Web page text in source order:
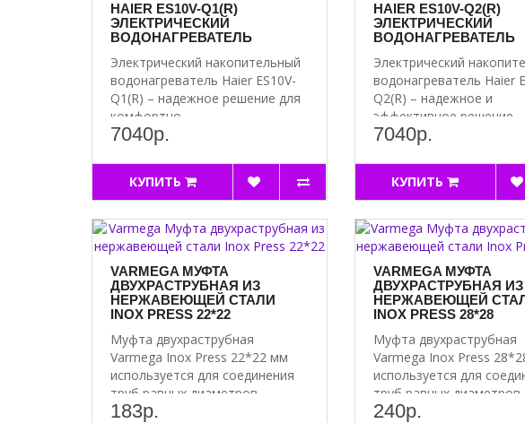
HAIER ES10V-Q1(R)
ЭЛЕКТРИЧЕСКИЙ
ВОДОНАГРЕВАТЕЛЬ
Электрический накопительный
водонагреватель Haier ES10V-
Q1(R) – надежное решение для
комфортно..
7040р.
КУПИТЬ
HAIER ES10V-Q2(R)
ЭЛЕКТРИЧЕСКИЙ
ВОДОНАГРЕВАТЕЛЬ
Электрический
водонагреватель Haier
Q2(R) – надежное и
эффективное решение..
7040р.
КУПИТЬ
VARMEGA МУФТА
ДВУХРАСТРУБНАЯ ИЗ
НЕРЖАВЕЮЩЕЙ СТАЛИ
INOX PRESS 22*22
Муфта двухраструбная
Varmega Inox Press 22*22 мм
используется для соединения
труб равных диаметров. ..
183р.
VARMEGA МУФТА
ДВУХРАСТРУБНАЯ ИЗ
НЕРЖАВЕЮЩЕЙ
INOX PRESS 28*28
Муфта двухраструбная
Varmega Inox Press
используется для
труб равных диаметров. ..
240р.